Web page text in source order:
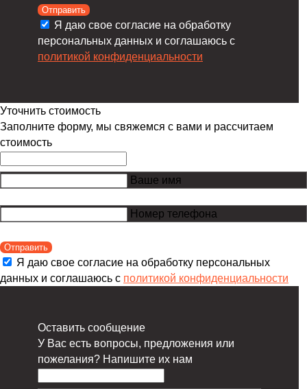
Отправить
Я даю свое согласие на обработку
персональных данных и соглашаюсь с
политикой конфиденциальности
Уточнить стоимость
Заполните форму, мы свяжемся с вами и рассчитаем
стоимость
Ваше имя
Номер телефона
Отправить
Я даю свое согласие на обработку персональных
данных и соглашаюсь с политикой конфиденциальности
Оставить сообщение
У Вас есть вопросы, предложения или
пожелания? Напишите их нам